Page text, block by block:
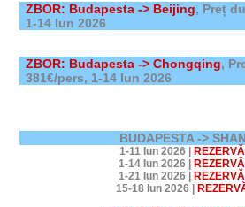
ZBOR: Budapesta -> Beijing, Preț
1-14 Iun 2026
ZBOR: Budapesta -> Chongqing,
381€/pers, 1-14 Iun 2026
BUDAPESTA ->
1-11 Iun 2026
1-14 Iun 2026
1-21 Iun 2026
15-18 Iun 2026